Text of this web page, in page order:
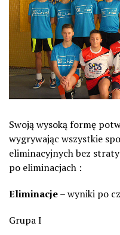
Swoją wysoką formę
wygrywając wszystkie
eliminacyjnych bez
po eliminacjach :
Eliminacje– wyniki po
Grupa I